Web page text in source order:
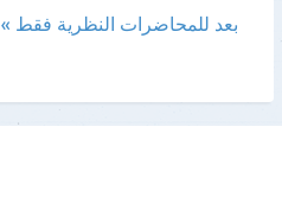
بعد للمحاضرات النظرية فقط »